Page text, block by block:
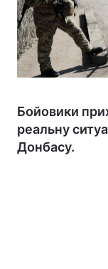
Бойовики
реальну
Донбасу.